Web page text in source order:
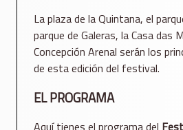
La plaza de la Quintana, el
parque de Galeras, la Casa das
Concepción Arenal serán los
de esta edición del festival.
EL PROGRAMA